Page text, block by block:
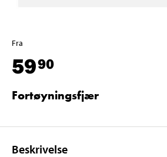
Fra
5990
Fortøyningsfjær
Beskrivelse